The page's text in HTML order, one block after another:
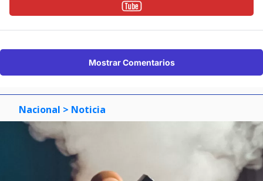
Mostrar Comentarios
Nacional > Noticia